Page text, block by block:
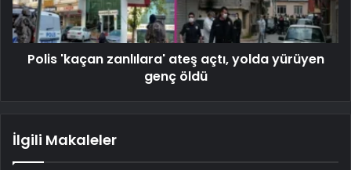
Polis 'kaçan zanlılara' ateş açtı, yolda yürüyen
genç öldü
İlgili Makaleler